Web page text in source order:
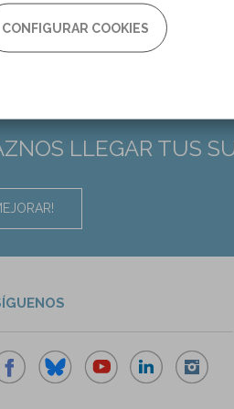
LLEGAR TUS
CONFIGURAR COOKIES